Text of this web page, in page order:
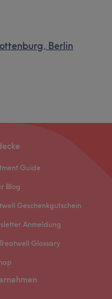
Berlin
Guide
Blog
Geschenkgutschein
Anmeldung
Glossary